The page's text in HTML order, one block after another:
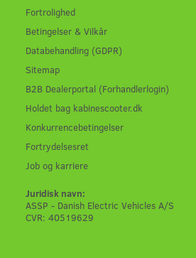
Fortrolighed
Betingelser & Vilkår
Databehandling (GDPR)
Sitemap
B2B Dealerportal (Forhandlerlogin)
Holdet bag kabinescooter.dk
Konkurrencebetingelser
Fortrydelsesret
Job og karriere
Juridisk navn:
ASSP - Danish Electric Vehicles A/S
CVR: 40519629